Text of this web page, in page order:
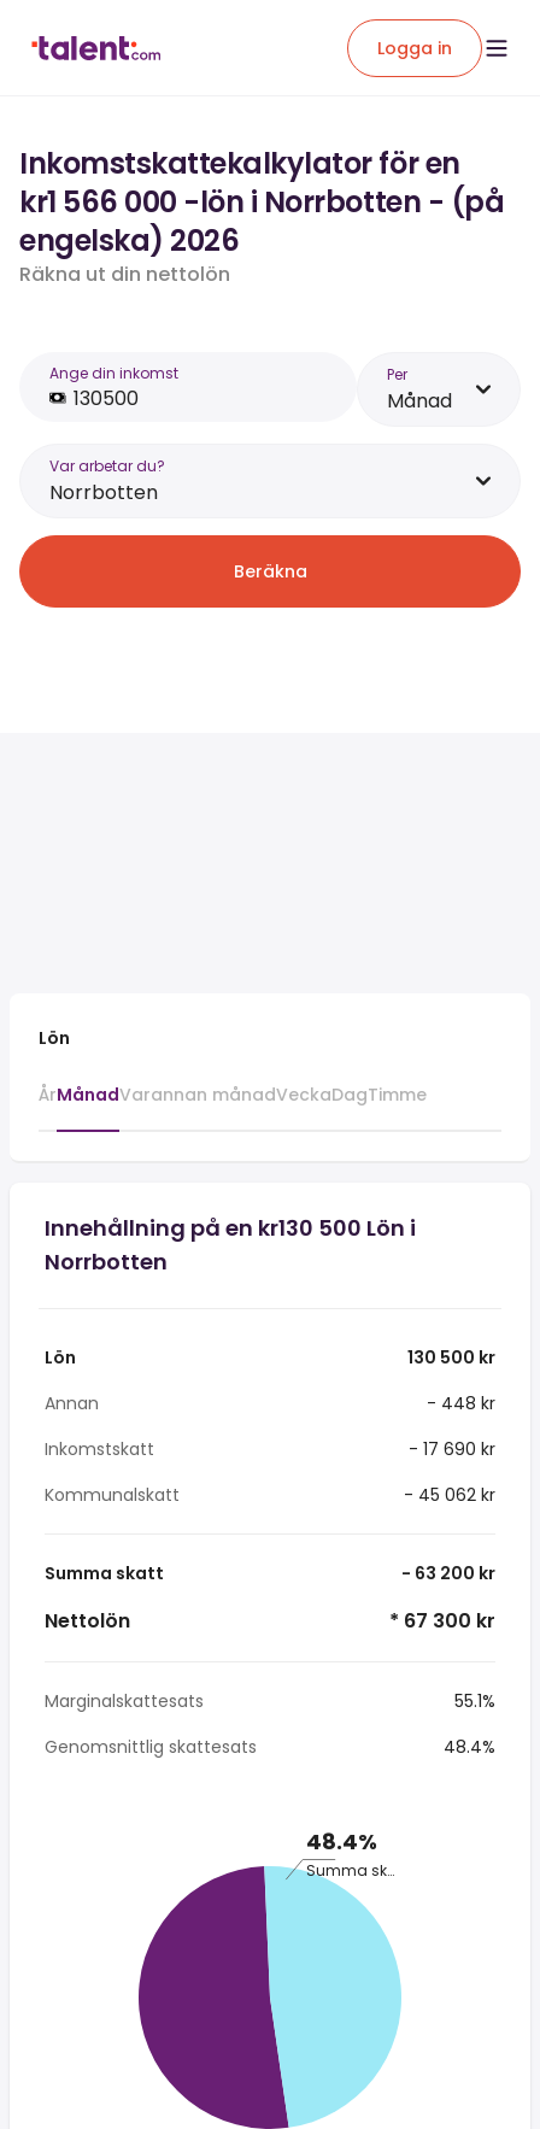
Logga in
Inkomstskattekalkylator för en
kr1 566 000 -lön i Norrbotten - (på
engelska) 2026
Räkna ut din nettolön
Ange din inkomst Per
Månad
Var arbetar du?
Norrbotten
Beräkna
Lön
ÅrMånadVarannan månadVeckaDagTimme
Innehållning på en kr130 500 Lön i
Norrbotten
Lön
130 500 kr
Annan
- 448 kr
Inkomstskatt
- 17 690 kr
Kommunalskatt
- 45 062 kr
Summa skatt - 63 200 kr
Nettolön * 67 300 kr
Marginalskattesats
55.1%
Genomsnittlig skattesats
48.4%
48.4%
Summa skatt